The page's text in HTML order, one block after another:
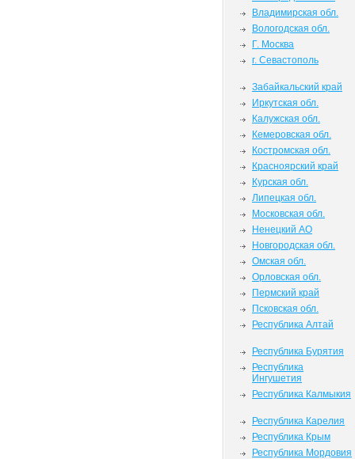
Владимирская обл.
Вологодская обл.
Г. Москва
г. Севастополь
Забайкальский край
Иркутская обл.
Калужская обл.
Кемеровская обл.
Костромская обл.
Красноярский край
Курская обл.
Липецкая обл.
Московская обл.
Ненецкий АО
Новгородская обл.
Омская обл.
Орловская обл.
Пермский край
Псковская обл.
Республика Алтай
Республика Бурятия
Республика
Ингушетия
Республика Калмыкия
Республика Карелия
Республика Крым
Республика Мордовия